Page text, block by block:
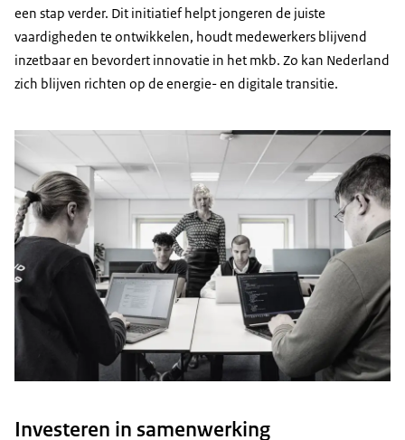
een stap verder. Dit initiatief helpt jongeren de juiste
vaardigheden te ontwikkelen, houdt medewerkers blijvend
inzetbaar en bevordert innovatie in het mkb. Zo kan Nederland
zich blijven richten op de energie- en digitale transitie.
Investeren in samenwerking